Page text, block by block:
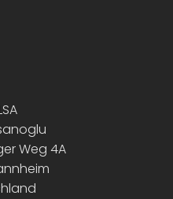
Weg 4A